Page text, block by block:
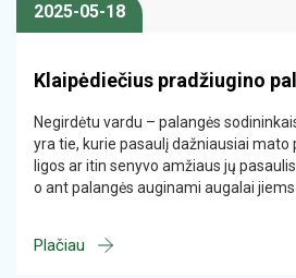
2025-05-18
Klaipėdiečius pradžiugino
Negirdėtu vardu – palangės
yra tie, kurie pasaulį dažniausiai mato
ligos ar itin senyvo amžiaus jų
o ant palangės auginami augalai
Plačiau